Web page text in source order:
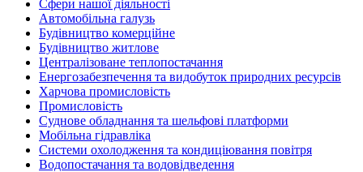
Сфери нашої діяльності
Автомобільна галузь
Будівництво комерційне
Будівництво житлове
Централізоване теплопостачання
Енергозабезпечення та видобуток природних ресурсів
Харчова промисловість
Промисловість
Суднове обладнання та шельфові платформи
Мобільна гідравліка
Системи охолодження та кондиціювання повітря
Водопостачання та водовідведення